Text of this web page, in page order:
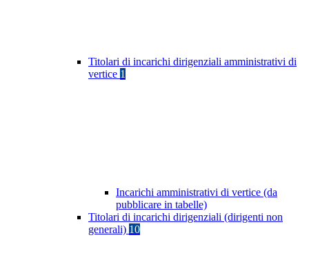
Titolari di incarichi dirigenziali amministrativi di
vertice 1
Incarichi amministrativi di vertice (da
pubblicare in tabelle)
Titolari di incarichi dirigenziali (dirigenti non
generali) 10